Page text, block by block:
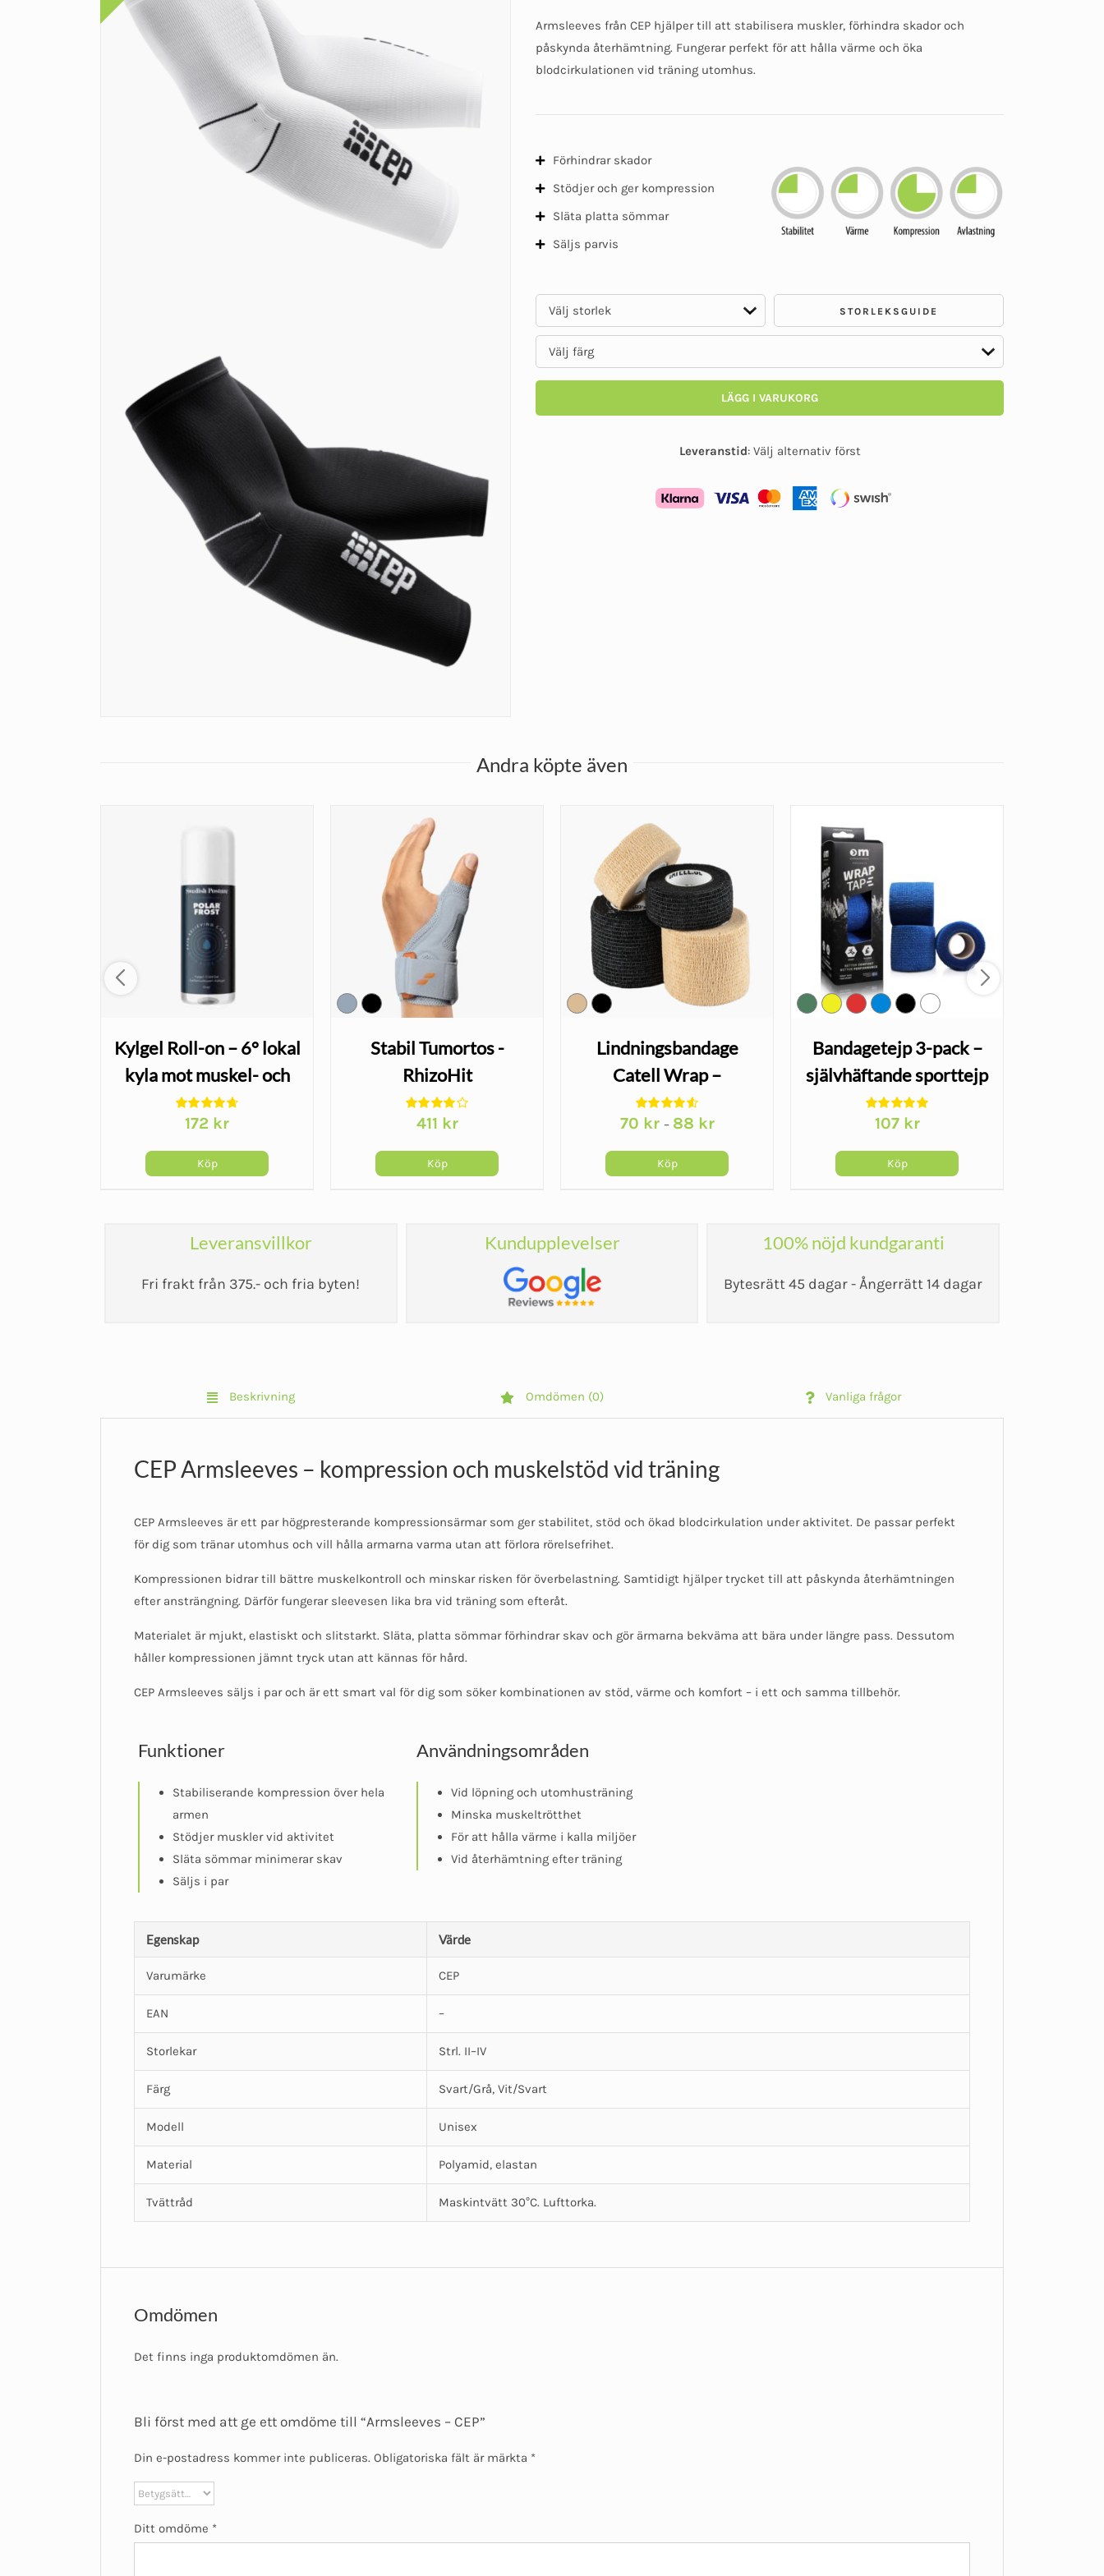
priset
var:
466 kr.
priset
är:
395 kr.
av
Armsleeves från CEP hjälper till att stabilisera muskler, förhindra skador och
påskynda återhämtning. Fungerar perfekt för att hålla värme och öka
blodcirkulationen vid träning utomhus.
Förhindrar skador
Stödjer och ger kompression
Släta platta sömmar
Säljs parvis
STORLEKSGUIDE
LÄGG I VARUKORG
Leveranstid: Välj alternativ först
Andra köpte även
Kylgel Roll-on – 6° lokal
kyla mot muskel- och
ledsmärta
172 kr
Köp
Stabil Tumortos -
RhizoHit
411 kr
Köp
Lindningsbandage
Catell Wrap –
självhäftande elastisk
linda
70 kr – 88 kr
Köp
Bandagetejp 3-pack –
självhäftande sporttejp
i 6 färger
107 kr
Köp
Leveransvillkor
Fri frakt från 375.- och fria byten!
Kundupplevelser 100% nöjd kundgaranti
Bytesrätt 45 dagar - Ångerrätt 14 dagar
Beskrivning Omdömen (0) Vanliga frågor
CEP Armsleeves – kompression och muskelstöd vid träning
CEP Armsleeves är ett par högpresterande kompressionsärmar som ger stabilitet, stöd och ökad blodcirkulation under aktivitet. De passar perfekt
för dig som tränar utomhus och vill hålla armarna varma utan att förlora rörelsefrihet.
Kompressionen bidrar till bättre muskelkontroll och minskar risken för överbelastning. Samtidigt hjälper trycket till att påskynda återhämtningen
efter ansträngning. Därför fungerar sleevesen lika bra vid träning som efteråt.
Materialet är mjukt, elastiskt och slitstarkt. Släta, platta sömmar förhindrar skav och gör ärmarna bekväma att bära under längre pass. Dessutom
håller kompressionen jämnt tryck utan att kännas för hård.
CEP Armsleeves säljs i par och är ett smart val för dig som söker kombinationen av stöd, värme och komfort – i ett och samma tillbehör.
Funktioner
Stabiliserande kompression över hela
armen
Stödjer muskler vid aktivitet
Släta sömmar minimerar skav
Säljs i par
Användningsområden
Vid löpning och utomhusträning
Minska muskeltrötthet
För att hålla värme i kalla miljöer
Vid återhämtning efter träning
Egenskap Värde
Varumärke CEP
EAN –
Storlekar Strl. II–IV
Färg Svart/Grå, Vit/Svart
Modell Unisex
Material Polyamid, elastan
Tvättråd Maskintvätt 30°C. Lufttorka.
Omdömen
Det finns inga produktomdömen än.
Bli först med att ge ett omdöme till “Armsleeves – CEP”
Din e-postadress kommer inte publiceras. Obligatoriska fält är märkta *
Ditt omdöme *